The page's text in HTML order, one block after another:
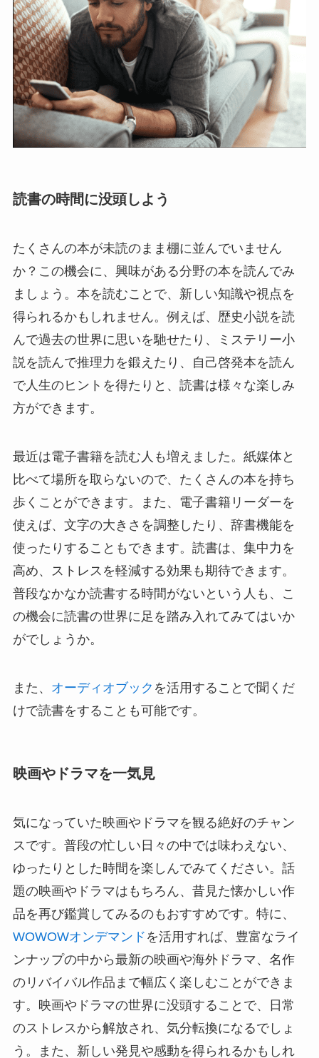
読書の時間に没頭しよう
たくさんの本が未読のまま棚に並んでいません
か？この機会に、興味がある分野の本を読んでみ
ましょう。本を読むことで、新しい知識や視点を
得られるかもしれません。例えば、歴史小説を読
んで過去の世界に思いを馳せたり、ミステリー小
説を読んで推理力を鍛えたり、自己啓発本を読ん
で人生のヒントを得たりと、読書は様々な楽しみ
方ができます。
最近は電子書籍を読む人も増えました。紙媒体と
比べて場所を取らないので、たくさんの本を持ち
歩くことができます。また、電子書籍リーダーを
使えば、文字の大きさを調整したり、辞書機能を
使ったりすることもできます。読書は、集中力を
高め、ストレスを軽減する効果も期待できます。
普段なかなか読書する時間がないという人も、こ
の機会に読書の世界に足を踏み入れてみてはいか
がでしょうか。
また、 オーディオブック を活用することで聞くだ
けで読書をすることも可能です。
映画やドラマを一気見
気になっていた映画やドラマを観る絶好のチャン
スです。普段の忙しい日々の中では味わえない、
ゆったりとした時間を楽しんでみてください。話
題の映画やドラマはもちろん、昔見た懐かしい作
品を再び鑑賞してみるのもおすすめです。特に、
WOWOWオンデマンド を活用すれば、豊富なライ
ンナップの中から最新の映画や海外ドラマ、名作
のリバイバル作品まで幅広く楽しむことができま
す。映画やドラマの世界に没頭することで、日常
のストレスから解放され、気分転換になるでしょ
う。また、新しい発見や感動を得られるかもしれ